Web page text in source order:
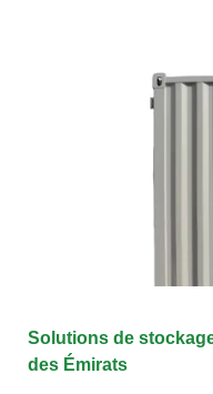
Solutions de
des Émirats